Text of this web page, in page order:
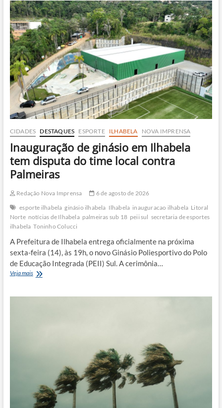
Berenice
é
concluído
com
denúncias
de
agressão
antes
do
homicídio
CIDADES DESTAQUES ESPORTE ILHABELA NOVA IMPRENSA
Inauguração de ginásio em Ilhabela
tem disputa do time local contra
Palmeiras
Redação Nova Imprensa
6 de agosto de 2026
esporte ilhabela ginásio ilhabela Ilhabela inauguracao ilhabela Litoral
Norte notícias de Ilhabela palmeiras sub 18 peii sul secretaria de esportes
ilhabela Toninho Colucci
A Prefeitura de Ilhabela entrega oficialmente na próxima
sexta-feira (14), às 19h, o novo Ginásio Poliesportivo do Polo
de Educação Integrada (PEII) Sul. A cerimônia…
Veja maisInauguração